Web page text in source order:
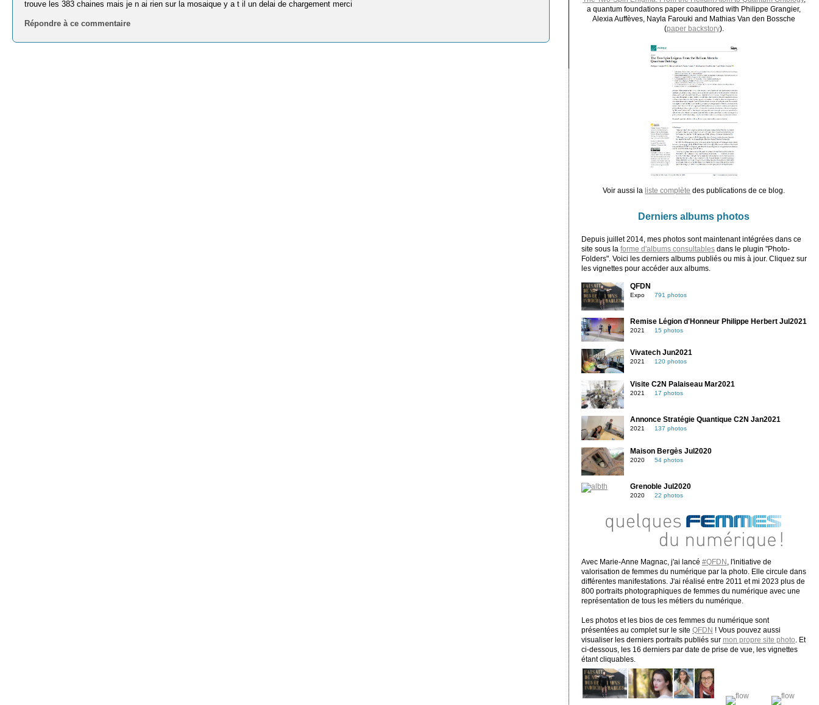
trouve les 383 chaines mais je n ai rien sur la mosaique y a t il un delai de chargement merci
Répondre à ce commentaire
a quantum foundations paper coauthored with Philippe Grangier,
Alexia Auffèves, Nayla Farouki and Mathias Van den Bossche
(paper backstory).
Voir aussi la liste complète des publications de ce blog.
Derniers albums photos
Depuis juillet 2014, mes photos sont maintenant intégrées dans ce
site sous la forme d'albums consultablesdans le plugin "Photo-
Folders". Voici les derniers albums publiés ou mis à jour. Cliquez sur
les vignettes pour accéder aux albums.
QFDN
Expo 791 photos
Remise Légion d'Honneur Philippe Herbert Jul2021
2021 15 photos
Vivatech Jun2021
2021 120 photos
Visite C2N Palaiseau Mar2021
2021 17 photos
Annonce Stratégie Quantique C2N Jan2021
2021 137 photos
Maison Bergès Jul2020
2020 54 photos
Grenoble Jul2020
2020 22 photos
Avec Marie-Anne Magnac, j'ai lancé #QFDN
, l'initiative de
valorisation de femmes du numérique par la photo. Elle circule dans
différentes manifestations. J'ai réalisé entre 2011 et mi 2023 plus de
800 portraits photographiques de femmes du numérique avec une
représentation de tous les métiers du numérique.
Les photos et les bios de ces femmes du numérique sont
présentées au complet sur le site QFDN ! Vous pouvez aussi
visualiser les derniers portraits publiés sur mon propre site photo . Et
ci-dessous, les 16 derniers par date de prise de vue, les vignettes
étant cliquables.